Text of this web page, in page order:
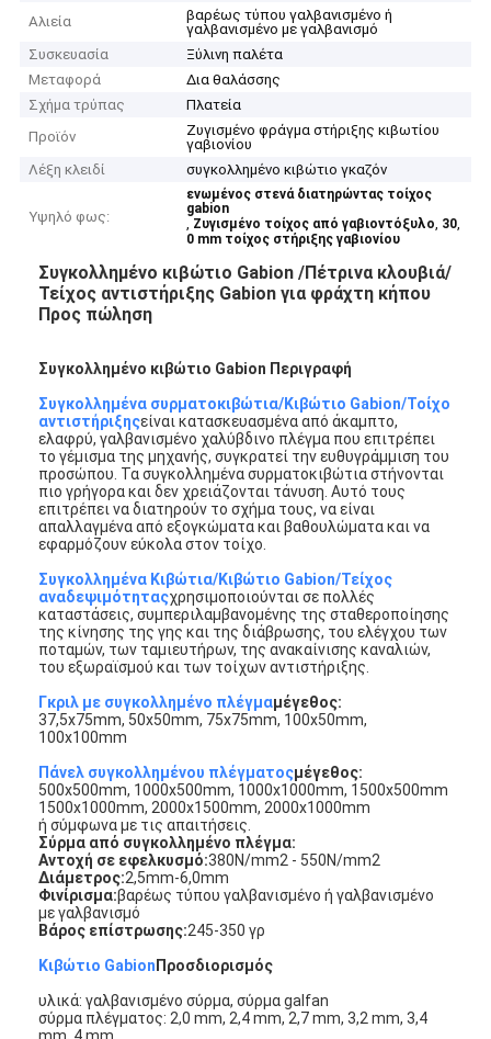
Αλιεία
βαρέως τύπου γαλβανισμένο ή
γαλβανισμένο με γαλβανισμό
Συσκευασία
Ξύλινη παλέτα
Μεταφορά
Δια θαλάσσης
Σχήμα τρύπας
Πλατεία
Προϊόν
Ζυγισμένο φράγμα στήριξης κιβωτίου
γαβιονίου
Λέξη κλειδί
συγκολλημένο κιβώτιο γκαζόν
Υψηλό φως:
ενωμένος στενά διατηρώντας τοίχος
gabion
, Ζυγισμένο τοίχος από γαβιοντόξυλο, 30,
0 mm τοίχος στήριξης γαβιονίου
Συγκολλημένο κιβώτιο Gabion /Πέτρινα κλουβιά/
Τείχος αντιστήριξης Gabion για φράχτη κήπου
Προς πώληση
Συγκολλημένο κιβώτιο Gabion Περιγραφή
Συγκολλημένα συρματοκιβώτια/Κιβώτιο Gabion/Τοίχο
αντιστήριξηςείναι κατασκευασμένα από άκαμπτο,
ελαφρύ, γαλβανισμένο χαλύβδινο πλέγμα που επιτρέπει
το γέμισμα της μηχανής, συγκρατεί την ευθυγράμμιση του
προσώπου. Τα συγκολλημένα συρματοκιβώτια στήνονται
πιο γρήγορα και δεν χρειάζονται τάνυση. Αυτό τους
επιτρέπει να διατηρούν το σχήμα τους, να είναι
απαλλαγμένα από εξογκώματα και βαθουλώματα και να
εφαρμόζουν εύκολα στον τοίχο.
Συγκολλημένα Κιβώτια/Κιβώτιο Gabion/Τείχος
αναδεψιμότηταςχρησιμοποιούνται σε πολλές
καταστάσεις, συμπεριλαμβανομένης της σταθεροποίησης
της κίνησης της γης και της διάβρωσης, του ελέγχου των
ποταμών, των ταμιευτήρων, της ανακαίνισης καναλιών,
του εξωραϊσμού και των τοίχων αντιστήριξης.
Γκριλ με συγκολλημένο πλέγμαμέγεθος:
37,5x75mm, 50x50mm, 75x75mm, 100x50mm,
100x100mm
Πάνελ συγκολλημένου πλέγματοςμέγεθος:
500x500mm, 1000x500mm, 1000x1000mm, 1500x500mm
1500x1000mm, 2000x1500mm, 2000x1000mm
ή σύμφωνα με τις απαιτήσεις.
Σύρμα από συγκολλημένο πλέγμα:
Αντοχή σε εφελκυσμό:380N/mm2 - 550N/mm2
Διάμετρος:2,5mm-6,0mm
Φινίρισμα:βαρέως τύπου γαλβανισμένο ή γαλβανισμένο
με γαλβανισμό
Βάρος επίστρωσης:245-350 γρ
Κιβώτιο Gabion Προσδιορισμός
υλικά: γαλβανισμένο σύρμα, σύρμα galfan
σύρμα πλέγματος: 2,0 mm, 2,4 mm, 2,7 mm, 3,2 mm, 3,4